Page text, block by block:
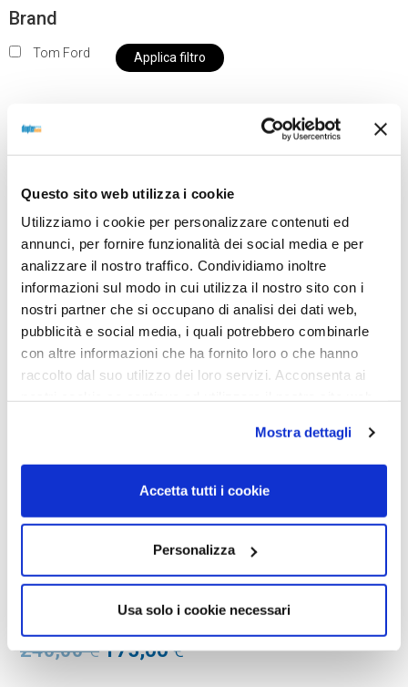
Questo sito web utilizza i cookie
Utilizziamo i cookie per personalizzare contenuti ed
annunci, per fornire funzionalità dei social media e per
analizzare il nostro traffico. Condividiamo inoltre
informazioni sul modo in cui utilizza il nostro sito con i
nostri partner che si occupano di analisi dei dati web,
pubblicità e social media, i quali potrebbero combinarle
con altre informazioni che ha fornito loro o che hanno
raccolto dal suo utilizzo dei loro servizi. Acconsenta ai
Mostra dettagli
Accetta tutti i cookie
Personalizza
Usa solo i cookie necessari
Brand
Tom Ford Applica filtro
nostro negozio non saranno disponibili per la
da OTTICA DIOPTER
Showing the single result
Sold out
OCCHIALI DA VISTA
OCCHIALE DA VISTA TOM
FORD FT5400 48 065 –
corno/altro
240,00€ 175,00€